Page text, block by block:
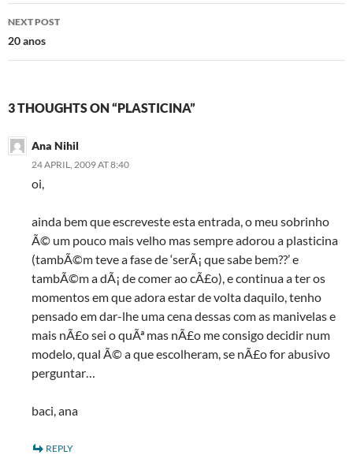
NEXT POST
20 anos
3 THOUGHTS ON “PLASTICINA”
Ana Nihil
24 APRIL, 2009 AT 8:40
oi,
ainda bem que escreveste esta entrada, o meu sobrinho
Ã© um pouco mais velho mas sempre adorou a plasticina
(tambÃ©m teve a fase de ‘serÃ¡ que sabe bem??’ e
tambÃ©m a dÃ¡ de comer ao cÃ£o), e continua a ter os
momentos em que adora estar de volta daquilo, tenho
pensado em dar-lhe uma cena dessas com as manivelas e
mais nÃ£o sei o quÃª mas nÃ£o me consigo decidir num
modelo, qual Ã© a que escolheram, se nÃ£o for abusivo
perguntar…
baci, ana
REPLY